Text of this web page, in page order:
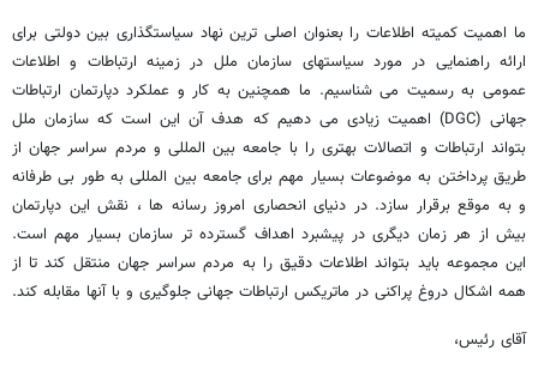
ما اهمیت کمیته اطلاعات را بعنوان اصلی ترین نهاد سیاستگذاری بین دولتی برای
ارائه راهنمایی در مورد سیاستهای سازمان ملل در زمینه ارتباطات و اطلاعات
عمومی به رسمیت می شناسیم. ما همچنین به کار و عملکرد دپارتمان ارتباطات
جهانی (DGC) اهمیت زیادی می دهیم که هدف آن این است که سازمان ملل
بتواند ارتباطات و اتصالات بهتری را با جامعه بین المللی و مردم سراسر جهان از
طریق پرداختن به موضوعات بسیار مهم برای جامعه بین المللی به طور بی طرفانه
و به موقع برقرار سازد. در دنیای انحصاری امروز رسانه ها ، نقش این دپارتمان
بیش از هر زمان دیگری در پیشبرد اهداف گسترده تر سازمان بسیار مهم است.
این مجموعه باید بتواند اطلاعات دقیق را به مردم سراسر جهان منتقل کند تا از
همه اشکال دروغ پراکنی در ماتریکس ارتباطات جهانی جلوگیری و با آنها مقابله کند.
آقای رئیس،